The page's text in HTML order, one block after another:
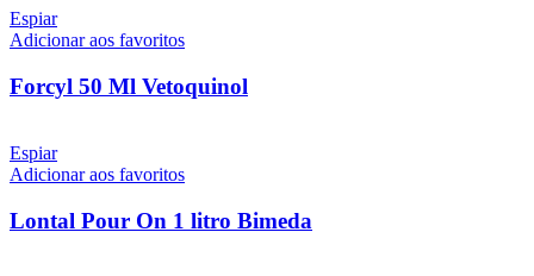
Espiar
Adicionar aos favoritos
Forcyl 50 Ml Vetoquinol
Espiar
Adicionar aos favoritos
Lontal Pour On 1 litro Bimeda